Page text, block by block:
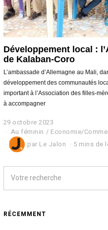
Développement local :
de Kalaban-Coro
L’ambassade d’Allemagne au Mali,
développement des communautés
important à l’Association des filles-
à accompagner
29 octobre 2023
9
o
c
o
b
Au féminin / Economie/
par Le Jalon 5 mins de
RÉCEMMENT